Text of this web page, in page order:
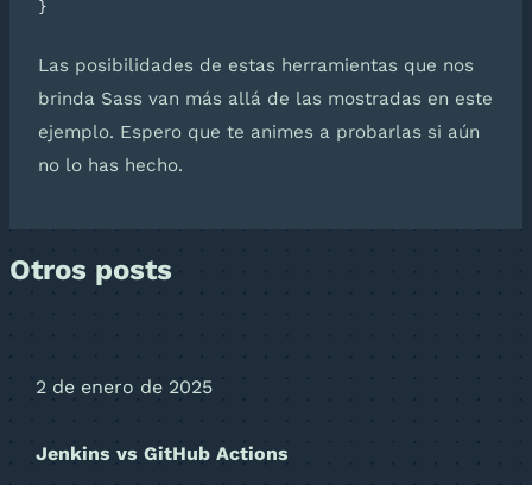
Las posibilidades de estas herramientas que nos
brinda Sass van más allá de las mostradas en este
ejemplo. Espero que te animes a probarlas si aún
no lo has hecho.
Otros posts
2 de enero de 2025
Jenkins vs GitHub Actions